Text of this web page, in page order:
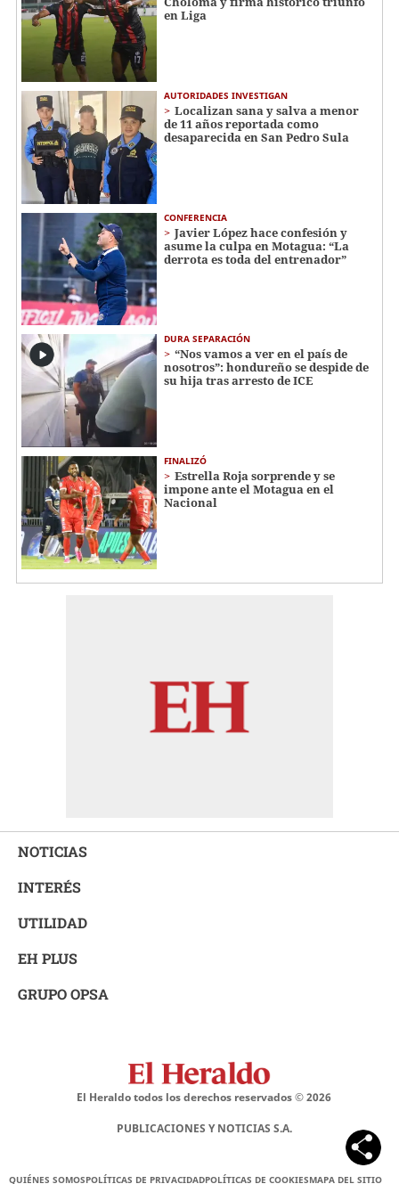
en Liga
AUTORIDADES INVESTIGAN
Localizan sana y salva a menor
de 11 años reportada como
desaparecida en San Pedro Sula
CONFERENCIA
Javier López hace confesión y
asume la culpa en Motagua: “La
derrota es toda del entrenador”
DURA SEPARACIÓN
“Nos vamos a ver en el país de
nosotros”: hondureño se despide de
su hija tras arresto de ICE
FINALIZÓ
Estrella Roja sorprende y se
impone ante el Motagua en el
Nacional
NOTICIAS
INTERÉS
UTILIDAD
EH PLUS
GRUPO OPSA
El Heraldo todos los derechos reservados ©2026
PUBLICACIONES Y NOTICIAS S.A.
QUIÉNES SOMOSPOLÍTICAS DE PRIVACIDADPOLÍTICAS DE COOKIESMAPA DEL SITIO